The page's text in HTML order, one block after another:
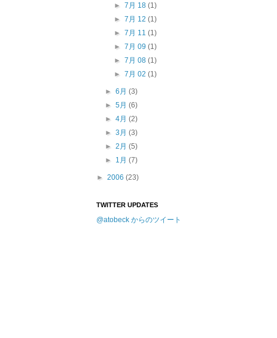
► 7月 18 (1)
► 7月 12 (1)
► 7月 11 (1)
► 7月 09 (1)
► 7月 08 (1)
► 7月 02 (1)
►6月(3)
►5月(6)
►4月(2)
►3月(3)
►2月(5)
► 1月(7)
► 2006 (23)
TWITTER UPDATES
@atobeck からのツイート